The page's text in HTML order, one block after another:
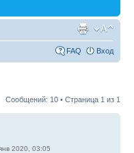
FAQ Вход
Сообщений: 10 • Страница 1 из 1
2020, 03:05